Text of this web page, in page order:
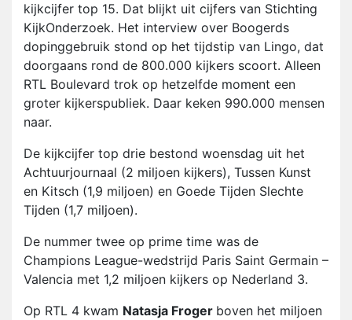
kijkcijfer top 15. Dat blijkt uit cijfers van Stichting
KijkOnderzoek. Het interview over Boogerds
dopinggebruik stond op het tijdstip van Lingo, dat
doorgaans rond de 800.000 kijkers scoort. Alleen
RTL Boulevard trok op hetzelfde moment een
groter kijkerspubliek. Daar keken 990.000 mensen
naar.
De kijkcijfer top drie bestond woensdag uit het
Achtuurjournaal (2 miljoen kijkers), Tussen Kunst
en Kitsch (1,9 miljoen) en Goede Tijden Slechte
Tijden (1,7 miljoen).
De nummer twee op prime time was de
Champions League-wedstrijd Paris Saint Germain –
Valencia met 1,2 miljoen kijkers op Nederland 3.
Op RTL 4 kwam Natasja Froger boven het miljoen